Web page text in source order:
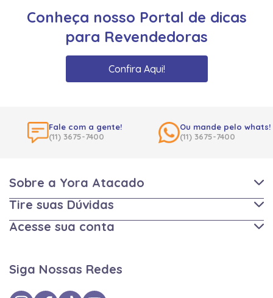
Conheça nosso Portal de dicas
para Revendedoras
Confira Aqui!
Fale com a gente!
(11) 3675-7400
Ou mande pelo whats!
(11) 3675-7400
Sobre a Yora Atacado
Tire suas Dúvidas
Acesse sua conta
Siga Nossas Redes